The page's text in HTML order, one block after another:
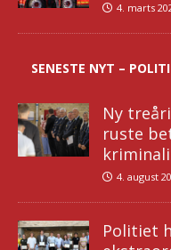
4. marts
SENESTE NYT – POLITI
Ny
ruste
4. august
Politiet